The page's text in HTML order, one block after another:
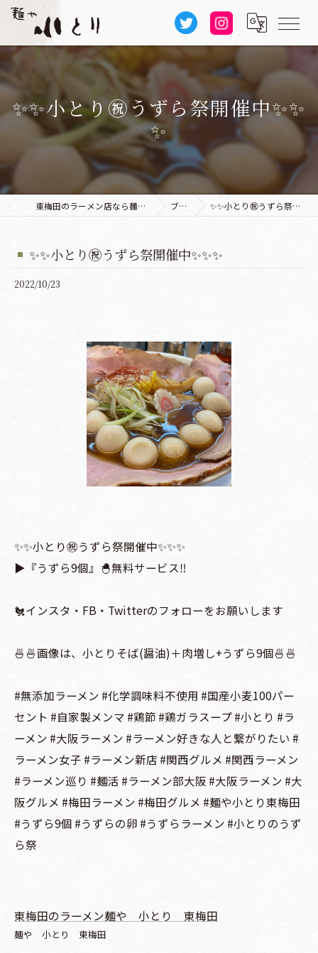
✨✨小とり㊗️うずら祭開催中✨✨
✨
東梅田のラーメン店なら麺や 小とり 本店 ブログ ✨✨小とり㊗️うずら祭開催中✨✨✨
✨✨小とり㊗️うずら祭開催中✨✨✨
2022/10/23
✨✨小とり㊗️うずら祭開催中✨✨✨
▶️『うずら9個』🐣無料サービス‼
🐔インスタ・FB・Twitterのフォローをお願いします
🍜🍜画像は、小とりそば(醤油)＋肉増し+うずら9個🍜🍜
#無添加ラーメン #化学調味料不使用 #国産小麦100パー
セント #自家製メンマ #鶏節 #鶏ガラスープ #小とり #ラ
ーメン #大阪ラーメン #ラーメン好きな人と繋がりたい #
ラーメン女子 #ラーメン新店 #関西グルメ #関西ラーメン
#ラーメン巡り #麺活 #ラーメン部大阪 #大阪ラーメン #大
阪グルメ #梅田ラーメン #梅田グルメ #麺や小とり東梅田
#うずら9個 #うずらの卵 #うずらラーメン #小とりのうず
ら祭
東梅田のラーメン麺や 小とり 東梅田
麺や 小とり 東梅田